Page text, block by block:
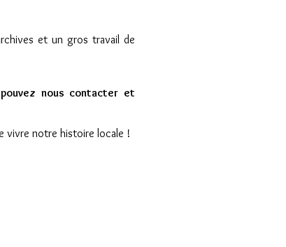
et un gros travail de
nous contacter et
vivre notre histoire locale !